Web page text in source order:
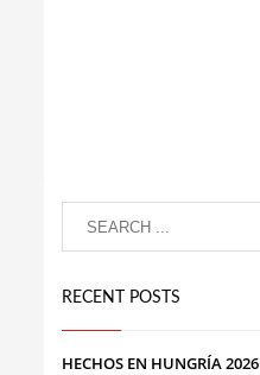
RECENT POSTS
HECHOS EN HUNGRÍA 2026